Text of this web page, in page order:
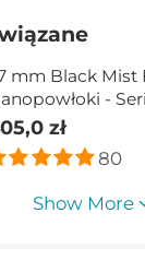
mm Black Mist
-
zł
80
Show More